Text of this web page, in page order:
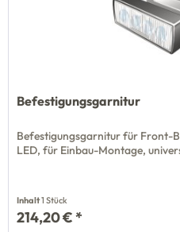
Befestigungsgarnitur
Befestigungsgarnitur für Front-
LED, für Einbau-Montage,
Inhalt1 Stück
214,20 € *